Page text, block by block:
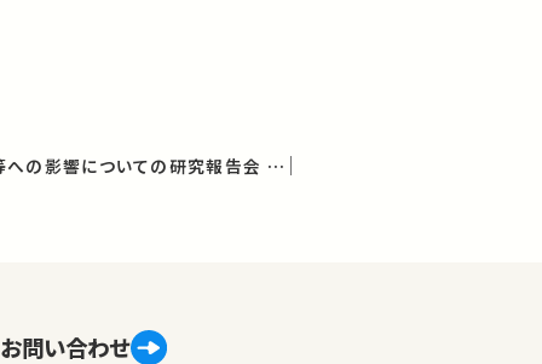
放射能の農畜水産物等への影響についての研究報告会 第9回報告会
お問い合わせ